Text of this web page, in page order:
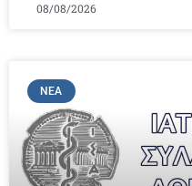
08/08/2026
ΝΈΑ